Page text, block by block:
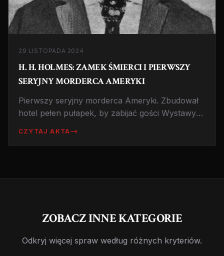
29 LISTOPADA 2024
H. H. HOLMES: ZAMEK ŚMIERCI I PIERWSZY
SERYJNY MORDERCA AMERYKI
Pierwszy seryjny morderca Ameryki. Zbudował
hotel pełen pułapek, by zabijać gości Wystawy
CZYTAJ AKTA
ZOBACZ INNE KATEGORIE
Odkryj więcej spraw według różnych kryteriów.